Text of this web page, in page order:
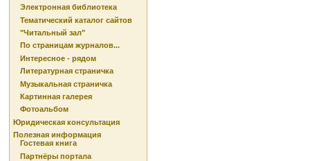
Электронная библиотека
Тематический каталог сайтов
"Читальный зал"
По страницам журналов...
Интересное - рядом
Литературная страничка
Музыкальная страничка
Картинная галерея
Фотоальбом
Юридическая консультация
Полезная информация
Гостевая книга
Партнёры портала